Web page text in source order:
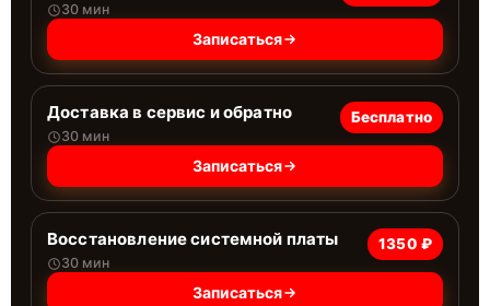
30 мин
Записаться
Доставка в сервис и обратно
30 мин
Бесплатно
Записаться
Восстановление системной платы
30 мин
1350 ₽
Записаться